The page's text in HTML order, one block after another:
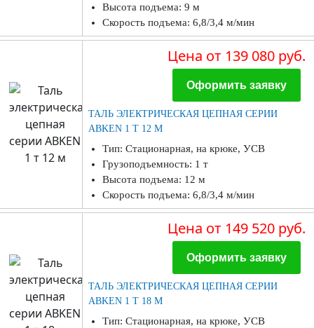
Высота подъема: 9 м
Скорость подъема: 6,8/3,4 м/мин
Цена от 139 080 руб.
Оформить заявку
ТАЛЬ ЭЛЕКТРИЧЕСКАЯ ЦЕПНАЯ СЕРИИ
ABKEN 1 Т 12 М
Тип: Стационарная, на крюке, УСВ
Грузоподъемность: 1 т
Высота подъема: 12 м
Скорость подъема: 6,8/3,4 м/мин
Цена от 149 520 руб.
Оформить заявку
ТАЛЬ ЭЛЕКТРИЧЕСКАЯ ЦЕПНАЯ СЕРИИ
ABKEN 1 Т 18 М
Тип: Стационарная, на крюке, УСВ